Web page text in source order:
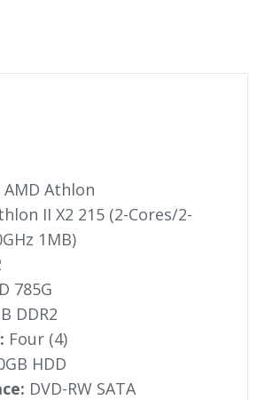
AMD Athlon
II X2 215 (2-Cores/2-
1MB)
785G
DDR2
Four (4)
HDD
DVD-RW SATA